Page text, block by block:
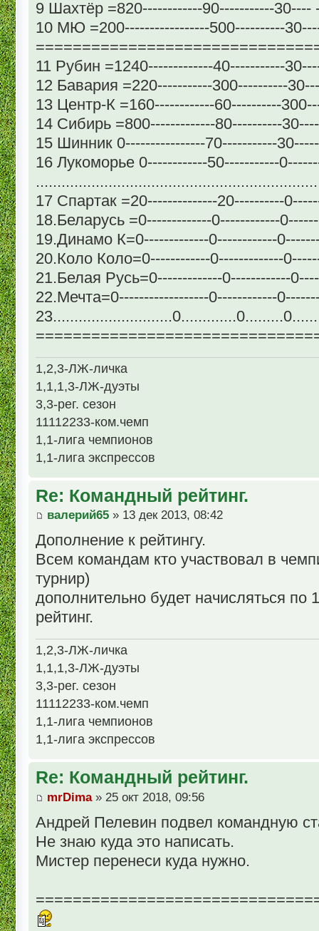
9 Шахтёр =820------------90-----------30----
10 МЮ =200-----------------500----------
11 Рубин =1240-------------40-----------
12 Бавария =220-----------300----------
13 Центр-К =160------------60----------
14 Сибирь =800-------------80----------
15 Шинник 0----------------70-----------
16 Лукоморье 0------------50-----------
17 Спартак =20--------------20----------
18.Беларусь =0-------------0------------
19.Динамо К=0-------------0------------
20.Коло Коло=0------------0-------------
21.Белая Русь=0-------------0------------
22.Мечта=0------------------0------------
1,2,3-ЛЖ-личка
1,1,1,3-ЛЖ-дуэты
3,3-рег. сезон
11112233-ком.чемп
1,1-лига чемпионов
1,1-лига экспрессов
Re: Командный рейтинг.
валерий65 » 13 дек 2013, 08:42
Дополнение к рейтингу.
Всем командам кто участвовал в
турнир)
дополнительно будет начисляться
рейтинг.
1,2,3-ЛЖ-личка
1,1,1,3-ЛЖ-дуэты
3,3-рег. сезон
11112233-ком.чемп
1,1-лига чемпионов
1,1-лига экспрессов
Re: Командный рейтинг.
mrDima» 25 окт 2018, 09:56
Андрей Пелевин подвел командную
Не знаю куда это написать.
Мистер перенеси куда нужно.